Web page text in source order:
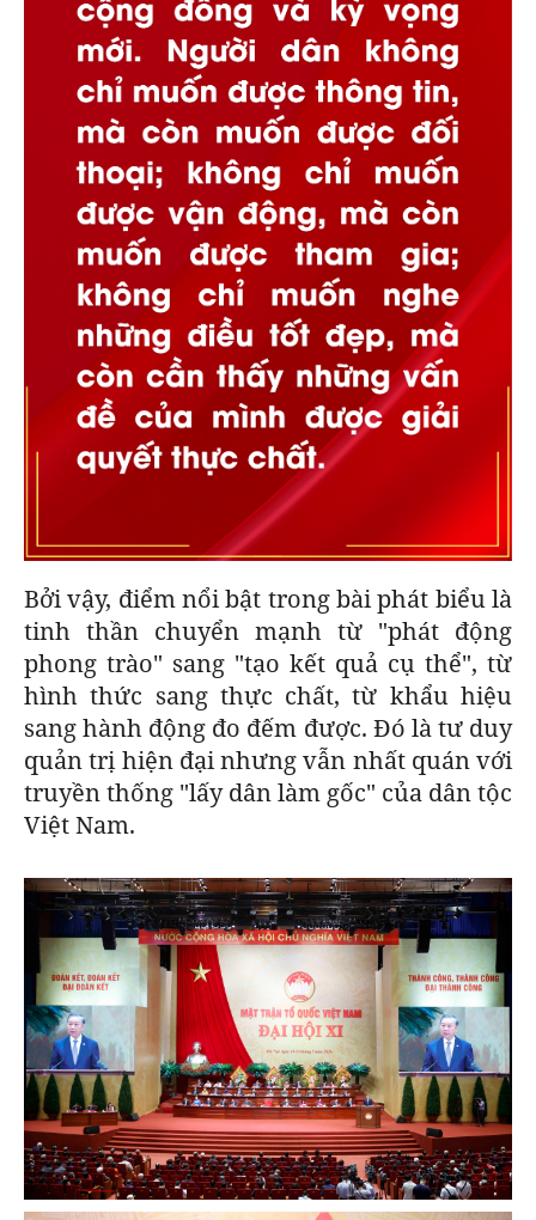
Bởi vậy, điểm nổi bật trong bài phát biểu là
tinh thần chuyển mạnh từ "phát động
phong trào" sang "tạo kết quả cụ thể", từ
hình thức sang thực chất, từ khẩu hiệu
sang hành động đo đếm được. Đó là tư duy
quản trị hiện đại nhưng vẫn nhất quán với
truyền thống "lấy dân làm gốc" của dân tộc
Việt Nam.